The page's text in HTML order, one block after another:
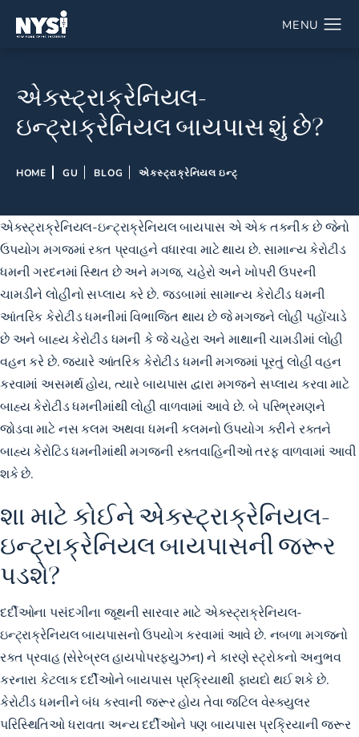
એક્સ્ટ્રાક્રેનિયલ-
ઇન્ટ્રાક્રેનિયલ બાયપાસ શું છે?
HOME GU BLOG એક્સ્ટ્રાક્રેનિયલ ઇન્ટ્
એક્સ્ટ્રાક્રેનિયલ-ઇન્ટ્રાક્રેનિયલ બાયપાસ એ એક તકનીક છે જેનો
ઉપયોગ મગજમાં રક્ત પ્રવાહને વધારવા માટે થાય છે. સામાન્ય કેરોટીડ
ધમની ગરદનમાં સ્થિત છે અને મગજ, ચહેરો અને ખોપરી ઉપરની
ચામડીને લોહીનો સપ્લાય કરે છે. જડબામાં સામાન્ય કેરોટીડ ધમની
આંતરિક કેરોટીડ ધમનીમાં વિભાજિત થાય છે જે મગજને લોહી પહોંચાડે
છે અને બાહ્ય કેરોટીડ ધમની કે જે ચહેરા અને માથાની ચામડીમાં લોહી
વહન કરે છે. જ્યારે આંતરિક કેરોટીડ ધમની મગજમાં પૂરતું લોહી વહન
કરવામાં અસમર્થ હોય, ત્યારે બાયપાસ દ્વારા મગજને સપ્લાય કરવા માટે
બાહ્ય કેરોટીડ ધમનીમાંથી લોહી વાળવામાં આવે છે. બે પરિભ્રમણને
જોડવા માટે નસ કલમ અથવા ધમની કલમનો ઉપયોગ કરીને રક્તને
બાહ્ય કેરોટિડ ધમનીમાંથી મગજની રક્તવાહિનીઓ તરફ વાળવામાં આવી
શકે છે.
શા માટે કોઈને એક્સ્ટ્રાક્રેનિયલ-
ઇન્ટ્રાક્રેનિયલ બાયપાસની જરૂર
પડશે?
દર્દીઓના પસંદગીના જૂથની સારવાર માટે એક્સ્ટ્રાક્રેનિયલ-
ઇન્ટ્રાક્રેનિયલ બાયપાસનો ઉપયોગ કરવામાં આવે છે. નબળા મગજનો
રક્ત પ્રવાહ (સેરેબ્રલ હાયપોપરફ્યુઝન) ને કારણે સ્ટ્રોકનો અનુભવ
કરનારા કેટલાક દર્દીઓને બાયપાસ પ્રક્રિયાથી ફાયદો થઈ શકે છે.
કેરોટીડ ધમનીને બંધ કરવાની જરૂર હોય તેવા જટિલ વેસ્ક્યુલર
પરિસ્થિતિઓ ધરાવતા અન્ય દર્દીઓને પણ બાયપાસ પ્રક્રિયાની જરૂર